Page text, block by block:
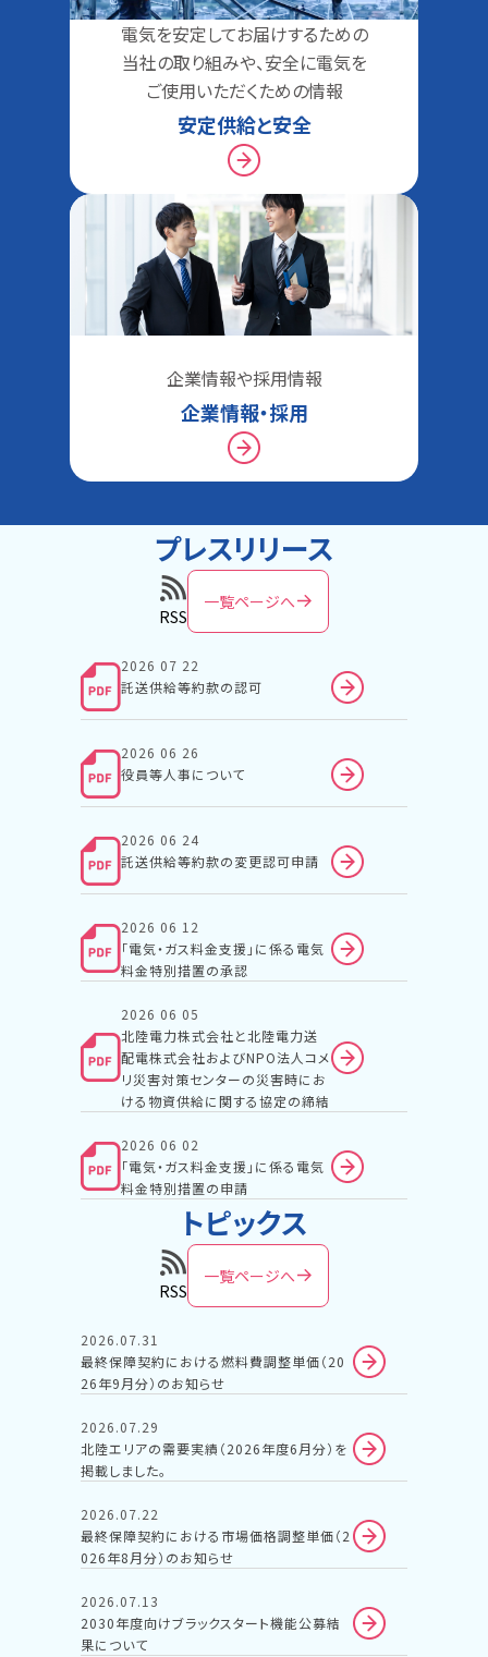
電気を安定してお届けするための
当社の取り組みや、安全に電気を
ご使用いただくための情報
安定供給と安全
企業情報や採用情報
企業情報・採用
プレスリリース
RSS
一覧ページへ
2026 07 22
託送供給等約款の認可
2026 06 26
役員等人事について
2026 06 24
託送供給等約款の変更認可申請
2026 06 12
「電気・ガス料金支援」に係る電気
料金特別措置の承認
2026 06 05
北陸電力株式会社と北陸電力送
配電株式会社およびNPO法人コメ
リ災害対策センターの災害時にお
ける物資供給に関する協定の締結
2026 06 02
「電気・ガス料金支援」に係る電気
料金特別措置の申請
トピックス
RSS
一覧ページへ
2026.07.31
最終保障契約における燃料費調整単価（20
26年9月分）のお知らせ
2026.07.29
北陸エリアの需要実績（2026年度6月分）を
掲載しました。
2026.07.22
最終保障契約における市場価格調整単価（2
026年8月分）のお知らせ
2026.07.13
2030年度向けブラックスタート機能公募結
果について